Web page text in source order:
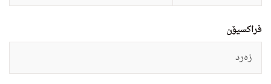
فراکسیۆن
زەرد